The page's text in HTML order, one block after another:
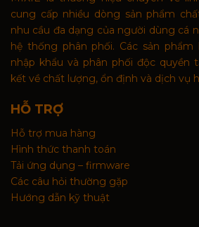
cung cấp nhiều dòng sản phẩm
nhu cầu đa dạng của người dùng cá
hệ thống phân phối. Các sản phẩm
nhập khẩu và phân phối độc quyền
kết về chất lượng, ổn định và dịch vụ
HỖ TRỢ
Hỗ trợ mua hàng
Hình thức thanh toán
Tải ứng dụng – firmware
Các câu hỏi thường gặp
Hướng dẫn kỹ thuật